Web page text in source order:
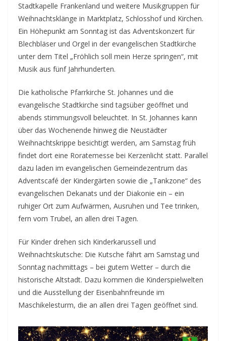
Stadtkapelle Frankenland und weitere Musikgruppen für
Weihnachtsklänge in Marktplatz, Schlosshof und Kirchen.
Ein Höhepunkt am Sonntag ist das Adventskonzert für
Blechbläser und Orgel in der evangelischen Stadtkirche
unter dem Titel „Fröhlich soll mein Herze springen“, mit
Musik aus fünf Jahrhunderten.
Die katholische Pfarrkirche St. Johannes und die
evangelische Stadtkirche sind tagsüber geöffnet und
abends stimmungsvoll beleuchtet. In St. Johannes kann
über das Wochenende hinweg die Neustädter
Weihnachtskrippe besichtigt werden, am Samstag früh
findet dort eine Roratemesse bei Kerzenlicht statt. Parallel
dazu laden im evangelischen Gemeindezentrum das
Adventscafé der Kindergärten sowie die „Tankzone“ des
evangelischen Dekanats und der Diakonie ein – ein
ruhiger Ort zum Aufwärmen, Ausruhen und Tee trinken,
fern vom Trubel, an allen drei Tagen.
Für Kinder drehen sich Kinderkarussell und
Weihnachtskutsche: Die Kutsche fährt am Samstag und
Sonntag nachmittags – bei gutem Wetter – durch die
historische Altstadt. Dazu kommen die Kinderspielwelten
und die Ausstellung der Eisenbahnfreunde im
Maschikelesturm, die an allen drei Tagen geöffnet sind.